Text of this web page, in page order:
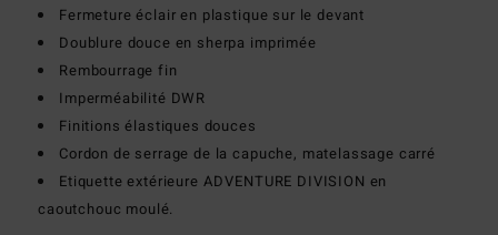
Fermeture éclair en plastique sur le devant
Doublure douce en sherpa imprimée
Rembourrage fin
Imperméabilité DWR
Finitions élastiques douces
Cordon de serrage de la capuche, matelassage carré
Etiquette extérieure ADVENTURE DIVISION en
caoutchouc moulé.